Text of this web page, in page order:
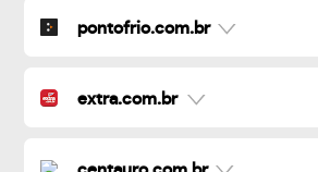
pontofrio.com.br
extra.com.br